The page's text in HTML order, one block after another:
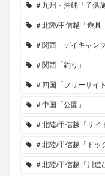
＃九州・沖縄「子供
＃北陸/甲信越「遊具」
＃関西「デイキャン
＃関西「釣り」
＃四国「フリーサイト
＃中国「公園」
＃北陸/甲信越「サイ
＃北陸/甲信越「ドッ
＃北陸/甲信越「川遊